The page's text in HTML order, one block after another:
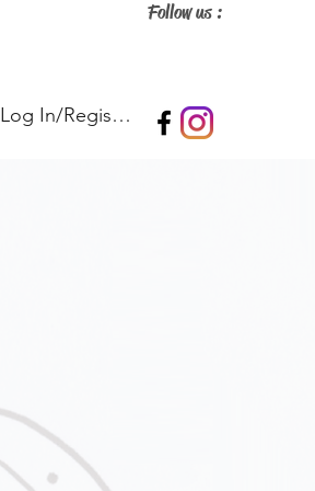
Follow us :
Log In/Register